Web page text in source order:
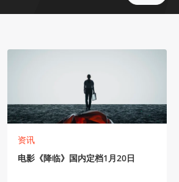
资讯
电影《降临》国内定档1月20日